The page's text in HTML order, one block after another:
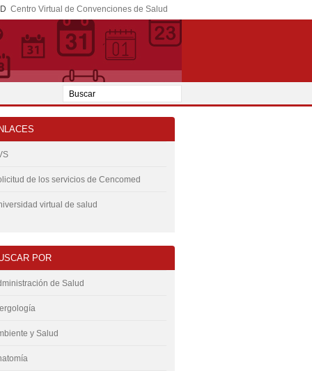
Centro Virtual de Convenciones de Salud
de los servicios de Cencomed
virtual de salud
POR
de Salud
y Salud